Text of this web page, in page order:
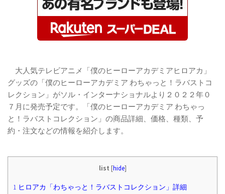
大人気テレビアニメ「僕のヒーローアカデミアヒロアカ」
グッズの「僕のヒーローアカデミア わちゃっと！ラバストコ
レクション」がソル・インターナショナルより２０２２年０
７月に発売予定です。「僕のヒーローアカデミア わちゃっ
と！ラバストコレクション」の商品詳細、価格、種類、予
約・注文などの情報を紹介します。
list [hide]
1 ヒロアカ「わちゃっと！ラバストコレクション」詳細